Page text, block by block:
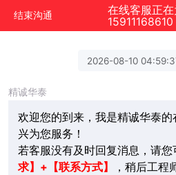
结束沟通
在线客服正
15911168610
2026-08-10
精诚华泰
欢迎您的到来，我是精诚华泰的
兴为您服务！
若客服没有及时回复消息，请您
求】+【联系方式】
，稍后工程